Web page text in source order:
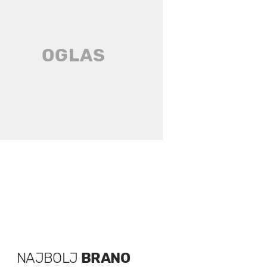
NAJBOLJ BRANO